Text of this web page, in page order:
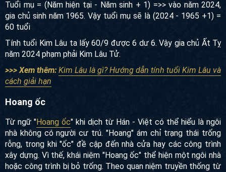
Tuổi mụ = (Năm hiện tại - Năm sinh + 1) =>> vào năm 2024,
gia chủ sinh năm 1965. Vậy tuổi mụ sẽ là (2024 - 1965 +1) =
60 tuổi
Tính tuổi Kim Lâu ta lấy 60/9 được 6 dư 6. Vậy gia chủ Ất Tỵ
năm 2024 phạm phải Kim Lâu Tử.
>>> Xem thêm: Kim Lâu là gì? Hướng dẫn tính tuổi Kim Lâu và
cách giải hạn
Hoang ốc
Từ ngữ "Hoang ốc" khi dịch từ Hán - Việt có thể hiểu là ngôi
nhà không có người cư trú. "Hoang" ám chỉ trạng thái trống
rỗng, trong khi "ốc" đề cập đến nhà cửa hay các công trình
xây dựng. Vì thế, khái niệm "Hoang ốc" thể hiện một ngôi nhà
hoặc công trình bị bỏ trống. Theo quan niệm truyền thống từ